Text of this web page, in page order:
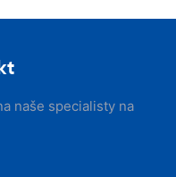
check the
like. I've
naše specialisty na